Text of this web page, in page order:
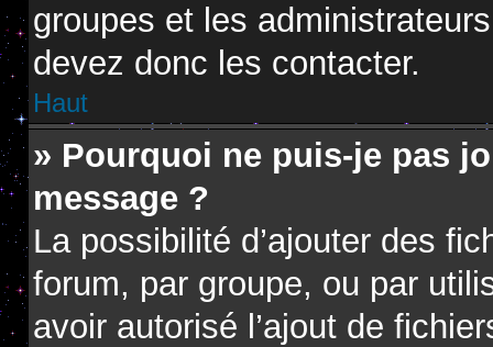
groupes et les
devez donc les contacter.
Haut
» Pourquoi ne puis-je pas
message ?
La possibilité d’ajouter des
forum, par groupe, ou par
avoir autorisé l’ajout de